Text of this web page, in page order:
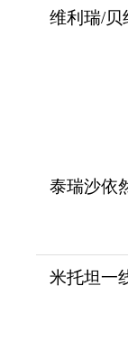
维利瑞/贝
泰瑞沙依
米托坦一